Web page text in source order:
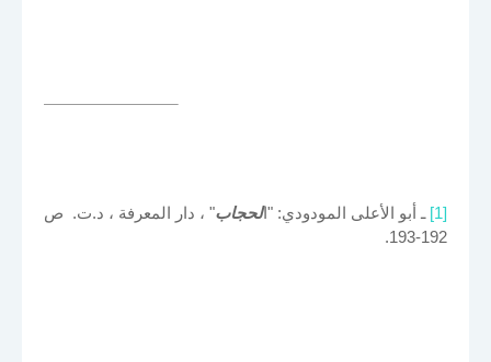
[1] ـ أبو الأعلى المودودي: "الحجاب" ، دار المعرفة ، د.ت. ص
192-193.